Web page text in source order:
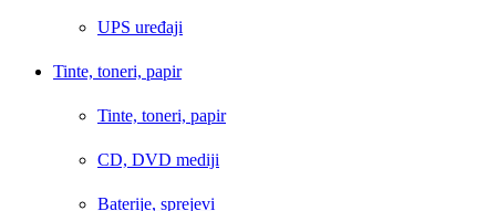
UPS uređaji
Tinte, toneri, papir
Tinte, toneri, papir
CD, DVD mediji
Baterije, sprejevi